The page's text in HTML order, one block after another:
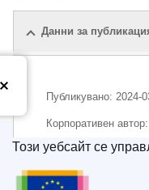
Данни за
Публикувано: 2024-
Корпоративен aвтор:
дирекция „Търговия
Служба за
Този уебсайт се